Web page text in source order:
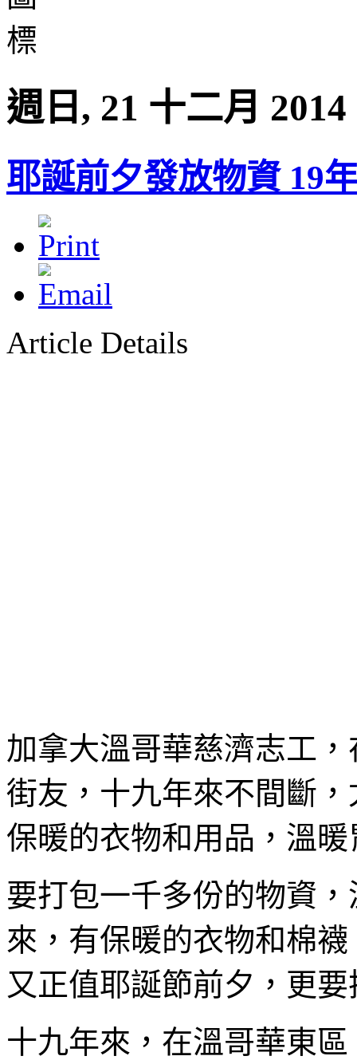
週日, 21 十二月 2014
耶誕前夕發放物資 19
Article Details
加拿大溫哥華慈濟志工
街友，十九年來不間斷
保暖的衣物和用品，溫
要打包一千多份的物資
來，有保暖的衣物和棉
又正值耶誕節前夕，更
十九年來，在溫哥華東